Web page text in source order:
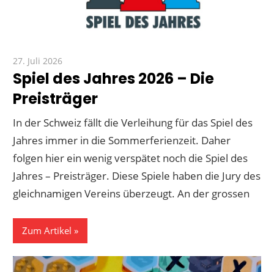
27. Juli 2026
Spiel des Jahres 2026 – Die
Preisträger
In der Schweiz fällt die Verleihung für das Spiel des
Jahres immer in die Sommerferienzeit. Daher
folgen hier ein wenig verspätet noch die Spiel des
Jahres – Preisträger. Diese Spiele haben die Jury des
gleichnamigen Vereins überzeugt. An der grossen
Zum Artikel